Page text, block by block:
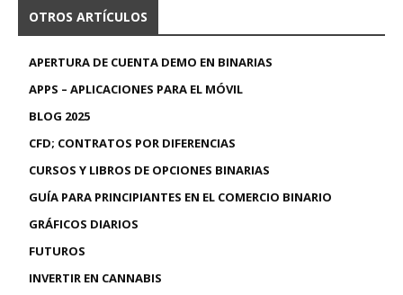
OTROS ARTÍCULOS
APERTURA DE CUENTA DEMO EN BINARIAS
APPS – APLICACIONES PARA EL MÓVIL
BLOG 2025
CFD; CONTRATOS POR DIFERENCIAS
CURSOS Y LIBROS DE OPCIONES BINARIAS
GUÍA PARA PRINCIPIANTES EN EL COMERCIO BINARIO
GRÁFICOS DIARIOS
FUTUROS
INVERTIR EN CANNABIS